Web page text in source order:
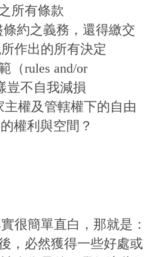
所有條款
條約之義務，還得繳交
作出的所有決定
（rules and/or
豈不自我減損
主權及管轄權下的自由
權利與空間？
很簡單直白，那就是：
，必然獲得一些好處或